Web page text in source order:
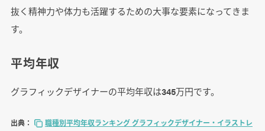
抜く精神力や体力も活躍するための大事な要素になってきま
す。
平均年収
グラフィックデザイナーの平均年収は345万円です。
出典：
職種別平均年収ランキング グラフィックデザイナー・イラストレ